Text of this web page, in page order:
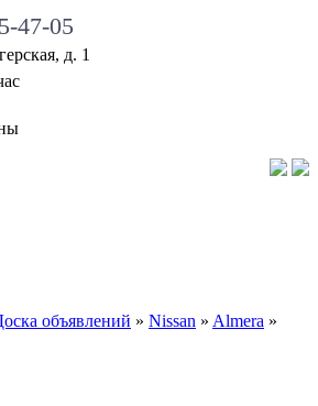
47-05
д. 1
объявлений » Nissan » Almera »